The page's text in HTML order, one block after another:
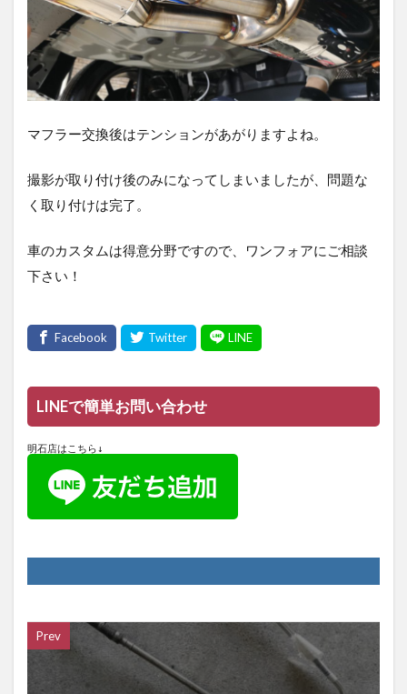
マフラー交換後はテンションがあがりますよね。
撮影が取り付け後のみになってしまいましたが、問題な
く取り付けは完了。
車のカスタムは得意分野ですので、ワンフォアにご相談
下さい！
LINEで簡単お問い合わせ
明石店はこちら↓
Prev